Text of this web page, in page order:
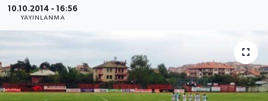
10.10.2014 - 16:56
YAYINLANMA
Sağlık
Sivil Toplum